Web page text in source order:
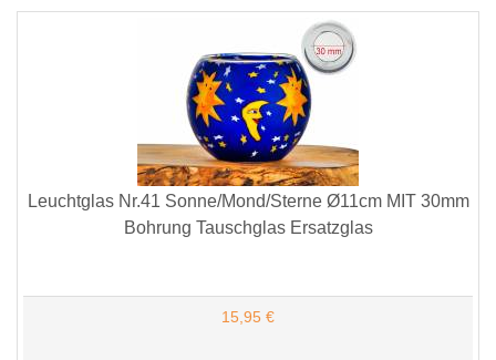
Leuchtglas Nr.41 Sonne/Mond/Sterne Ø11cm MIT 30mm
Bohrung Tauschglas Ersatzglas
15,95 €